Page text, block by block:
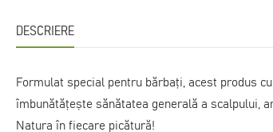
DESCRIERE
Formulat special pentru bărbați, acest produs
îmbunătățește sănătatea generală a scalpului,
Natura în fiecare picătură!